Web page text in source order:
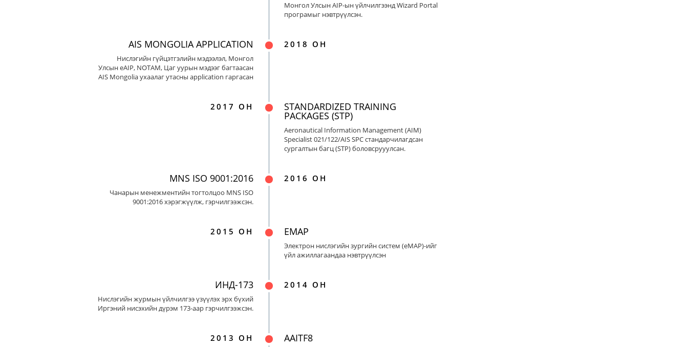
Монгол Улсын AIP-ын үйлчилгээнд Wizard Portal
програмыг нэвтрүүлсэн.
2018 ОН
AIS MONGOLIA APPLICATION
Нислэгийн гүйцэтгэлийн мэдээлэл, Монгол
Улсын eAIP, NOTAM, Цаг уурын мэдээг багтаасан
AIS Mongolia ухаалаг утасны application гаргасан
2017 ОН STANDARDIZED TRAINING
PACKAGES (STP)
Aeronautical Information Management (AIM)
Specialist 021/122/AIS SPC стандарчилагдсан
сургалтын багц (STP) боловсрууулсан.
2016 ОН
MNS ISO 9001:2016
Чанарын менежментийн тогтолцоо MNS ISO
9001:2016 хэрэгжүүлж, гэрчилгээжсэн.
2015 ОН EMAP
Электрон нислэгийн зургийн систем (eMAP)-ийг
үйл ажиллагаандаа нэвтрүүлсэн
2014 ОН
ИНД-173
Нислэгийн журмын үйлчилгээ үзүүлэх эрх бүхий
Иргэний нисэхийн дүрэм 173-аар гэрчилгээжсэн.
2013 ОН AAITF8